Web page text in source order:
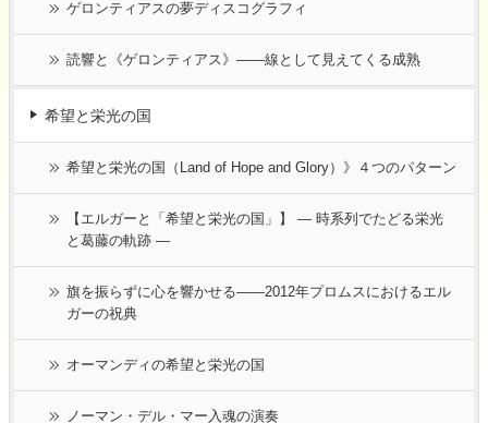
ゲロンティアスの夢ディスコグラフィ
読響と《ゲロンティアス》——線として見えてくる成熟
希望と栄光の国
希望と栄光の国（Land of Hope and Glory）》４つのパターン
【エルガーと「希望と栄光の国」】 ― 時系列でたどる栄光
と葛藤の軌跡 ―
旗を振らずに心を響かせる――2012年プロムスにおけるエル
ガーの祝典
オーマンディの希望と栄光の国
ノーマン・デル・マー入魂の演奏